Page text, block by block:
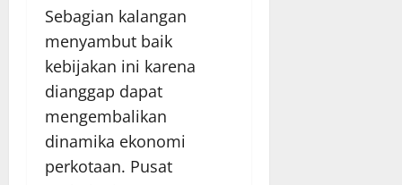
Sebagian kalangan
menyambut baik
kebijakan ini karena
dianggap dapat
mengembalikan
dinamika ekonomi
perkotaan. Pusat